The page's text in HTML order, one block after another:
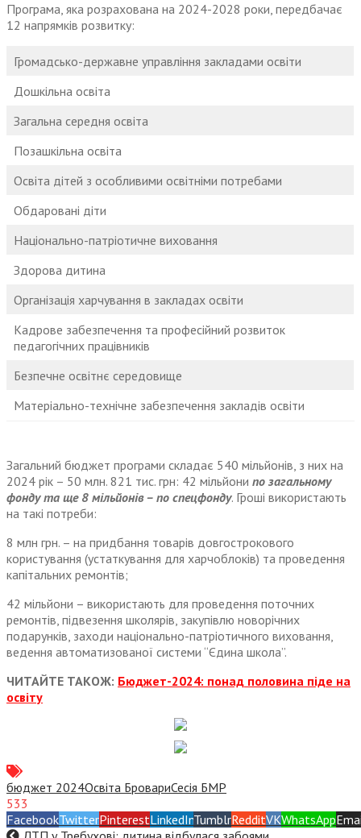
Програма, яка розрахована на 2024-2028 роки, передбачає
12 напрямків розвитку:
Громадсько-державне управління закладами освіти
Дошкільна освіта
Загальна середня освіта
Позашкільна освіта
Освіта дітей з особливими освітніми потребами
Обдаровані діти
Національно-патріотичне виховання
Здорова дитина
Організація харчування в закладах освіти
Кадрове забезпечення та професійний розвиток
педагогічних працівників
Безпечне освітнє середовище
Матеріально-технічне забезпечення закладів освіти
Загальний бюджет програми складає 540 мільйонів, з них на
2024 рік – 50 млн. 821 тис. грн: 42 мільйони по загальному
фонду та ще 8 мільйонів – по спецфонду. Гроші використають
на такі потреби:
8 млн грн. – на придбання товарів довгострокового
користування (устаткування для харчоблоків) та проведення
капітальних ремонтів;
42 мільйони – використають для проведення поточних
ремонтів, підвезення школярів, закупівлю новорічних
подарунків, заходи національно-патріотичного виховання,
ведення автоматизованої системи “Єдина школа”.
ЧИТАЙТЕ ТАКОЖ: Бюджет-2024: понад половина піде на
освіту
бюджет 2024Освіта БровариСесія БМР
533
FacebookTwitterPinterestLinkedInTumblrRedditVKWhatsApp